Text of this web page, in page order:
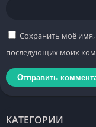
Сохранить моё имя,
последующих моих
КАТЕГОРИИ